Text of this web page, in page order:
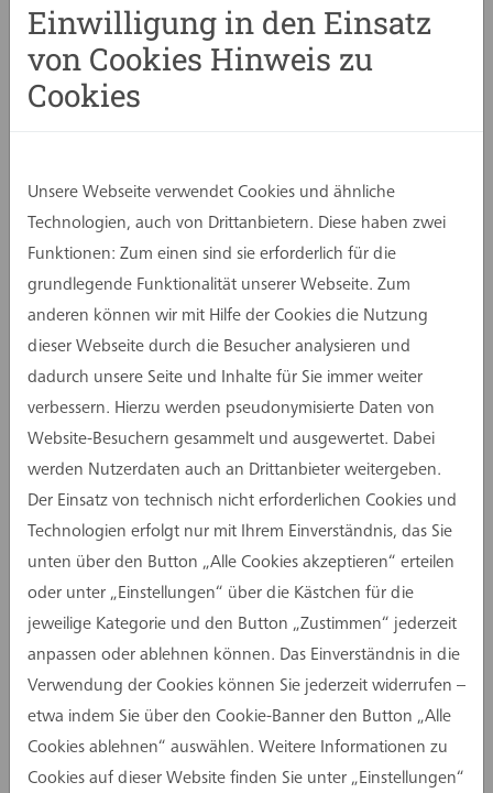
BildRoland Baege
An der Fakultät Architektur und
assmann gruppe und Andreas Heupel,
Geschäftsführer der Heupel GmbH in Münster,
kürzlich eine gemeinsame Vorlesung abgehalten.
Denn der Lehrstuhl für Immobilienwirtschaft und
Bauorganisation bietet im Sommer-Semester als
Wahlpflichtfach zum wiederholten Male das
Thema „Nachhaltigkeit in der
Immobilienwirtschaft“ an und nutzt die Expertise
beider Experten zur Wissensvermittlung.
Im ersten Teil der Vorlesung hat Kolja Burggräf
integraler Planung thematisiert. Anhand von
Praxisbeispielen verdeutlichte der Prokurist der
assmann gruppe, dass eine nachhaltige Planung
eine ganzheitliche, alle Fachkompetenzen
umfassende Bewertung erfordert und stets mit
Projektzielen in Abgleich gebracht werden muss.
Andreas Heupel befasste sich im zweiten Teil der
Vorlesung mit den globalen Auswirkungen der
Einwilligung in den Einsatz
von Cookies Hinweis zu
Cookies
Unsere Webseite verwendet Cookies und ähnliche
Technologien, auch von Drittanbietern. Diese haben zwei
Funktionen: Zum einen sind sie erforderlich für die
grundlegende Funktionalität unserer Webseite. Zum
anderen können wir mit Hilfe der Cookies die Nutzung
dieser Webseite durch die Besucher analysieren und
dadurch unsere Seite und Inhalte für Sie immer weiter
verbessern. Hierzu werden pseudonymisierte Daten von
Website-Besuchern gesammelt und ausgewertet. Dabei
werden Nutzerdaten auch an Drittanbieter weitergeben.
Der Einsatz von technisch nicht erforderlichen Cookies und
Technologien erfolgt nur mit Ihrem Einverständnis, das Sie
unten über den Button „Alle Cookies akzeptieren“ erteilen
oder unter „Einstellungen“ über die Kästchen für die
jeweilige Kategorie und den Button „Zustimmen“ jederzeit
anpassen oder ablehnen können. Das Einverständnis in die
Verwendung der Cookies können Sie jederzeit widerrufen –
etwa indem Sie über den Cookie-Banner den Button „Alle
Cookies ablehnen“ auswählen. Weitere Informationen zu
Cookies auf dieser Website finden Sie unter „Einstellungen“